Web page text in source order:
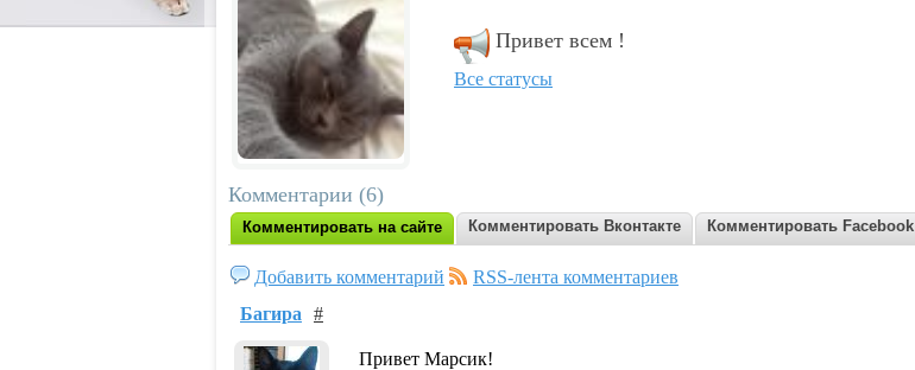
Привет всем !
Все статусы
Комментарии (6)
Комментировать на сайте Комментировать Вконтакте Комментировать Facebook
Добавить комментарий
RSS-лента комментариев
Багира
#
Привет Марсик!